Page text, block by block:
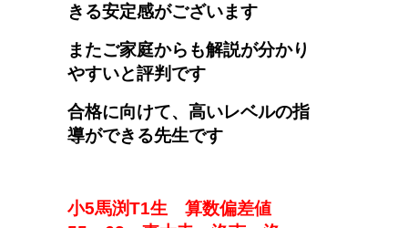
きる安定感がございます
またご家庭からも解説が分かり
やすいと評判です
合格に向けて、高いレベルの指
導ができる先生です
小5馬渕T1生
算数偏差値